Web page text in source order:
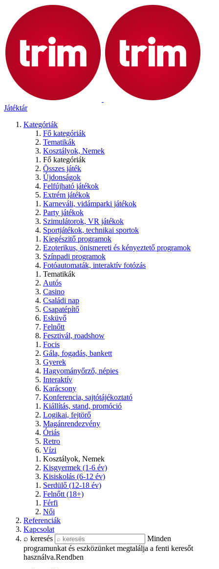
Játéktár
Kategóriák
Fő kategóriák
Tematikák
Kosztályok, Nemek
Fő kategóriák
Összes játék
Újdonságok
Felfújható játékok
Extrém játékok
Karneváli, vidámparki játékok
Party játékok
Szimulátorok, VR játékok
Sportjátékok, technikai sportok
Kiegészitő programok
Ezoterikus, önismereti és kényeztető programok
Színpadi programok
Fotóautomaták, interaktív fotózás
Tematikák
Autós
Casino
Családi nap
Csapatépítő
Esküvő
Felnőtt
Fesztivál, roadshow
Focis
Gála, fogadás, bankett
Gyerek
Hagyományőrző, népies
Interaktív
Karácsony
Konferencia, sajtótájékoztató
Kiállítás, stand, promóció
Logikai, fejtörő
Magánrendezvény
Óriás
Retro
Vízi
Kosztályok, Nemek
Kisgyermek (1-6 év)
Kisiskolás (6-12 év)
Serdülő (12-18 év)
Felnőtt (18+)
Férfi
Női
Referenciák
Kapcsolat
⌕ keresés
Minden
programunkat és eszközünket megtalálja a fenti keresőt
használva.Rendben